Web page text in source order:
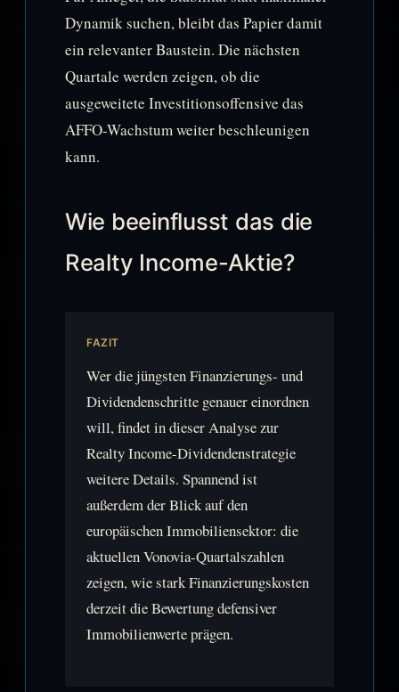
Dynamik suchen, bleibt das Papier damit
ein relevanter Baustein. Die nächsten
Quartale werden zeigen, ob die
ausgeweitete Investitionsoffensive das
AFFO-Wachstum weiter beschleunigen
kann.
Wie beeinflusst das die
Realty Income-Aktie?
FAZIT
Wer die jüngsten Finanzierungs- und
Dividendenschritte genauer einordnen
will, findet in dieser Analyse zur
Realty Income-Dividendenstrategie
weitere Details. Spannend ist
außerdem der Blick auf den
europäischen Immobiliensektor: die
aktuellen Vonovia-Quartalszahlen
zeigen, wie stark Finanzierungskosten
derzeit die Bewertung defensiver
Immobilienwerte prägen.